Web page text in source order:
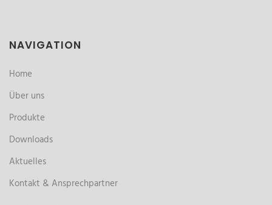
NAVIGATION
Home
Über uns
Produkte
Downloads
Aktuelles
Kontakt & Ansprechpartner